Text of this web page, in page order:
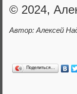
© 2024,
Автор: Алексей
Поделиться…